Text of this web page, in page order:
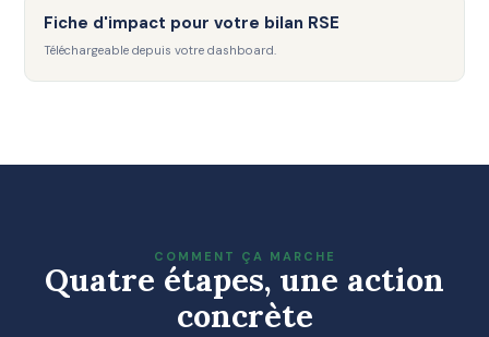
Fiche d'impact pour votre bilan RSE
Téléchargeable depuis votre dashboard.
COMMENT ÇA MARCHE
Quatre étapes, une action
concrète